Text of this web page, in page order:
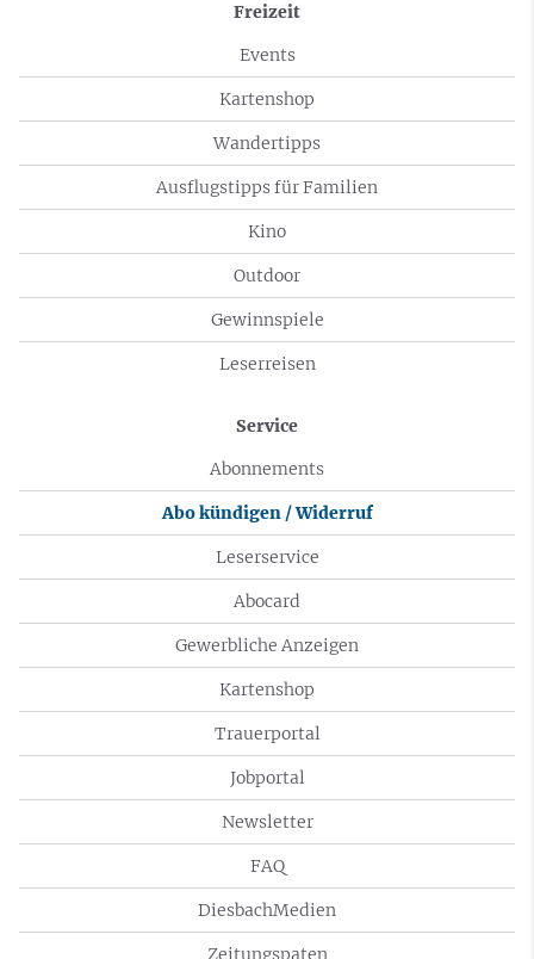
Freizeit
Events
Kartenshop
Wandertipps
Ausflugstipps für Familien
Kino
Outdoor
Gewinnspiele
Leserreisen
Service
Abonnements
Abo kündigen / Widerruf
Leserservice
Abocard
Gewerbliche Anzeigen
Kartenshop
Trauerportal
Jobportal
Newsletter
FAQ
DiesbachMedien